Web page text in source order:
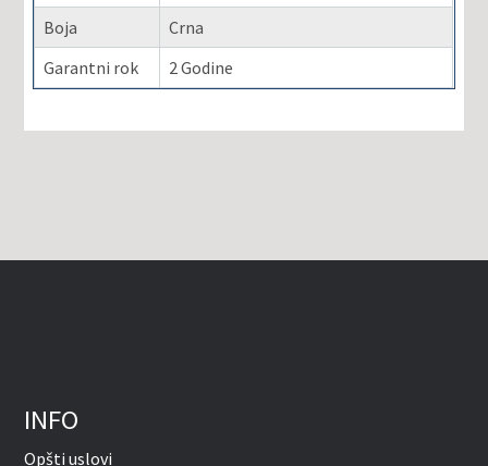
Boja
Crna
Garantni rok
2 Godine
INFO
Opšti uslovi